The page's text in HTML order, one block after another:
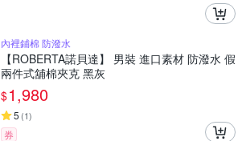
內裡鋪棉 防潑水
【ROBERTA諾貝達】 男裝 進口素材 防潑水 假
兩件式舖棉夾克 黑灰
$1,980
5 (1)
券